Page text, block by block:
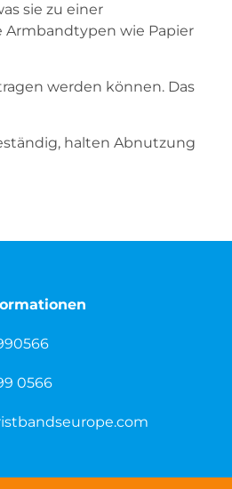
sie zu einer
Armbandtypen wie Papier
werden können. Das
halten Abnutzung
0566